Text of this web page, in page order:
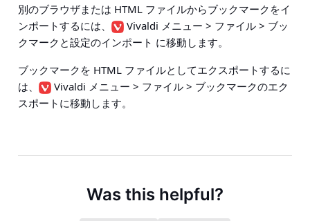
別のブラウザまたは HTML ファイルからブックマークをイ
ンポートするには、
Vivaldi メニュー > ファイル > ブッ
クマークと設定のインポート に移動します。
ブックマークを HTML ファイルとしてエクスポートするに
は、
Vivaldi メニュー > ファイル > ブックマークのエク
スポート に移動します。
Was this helpful?